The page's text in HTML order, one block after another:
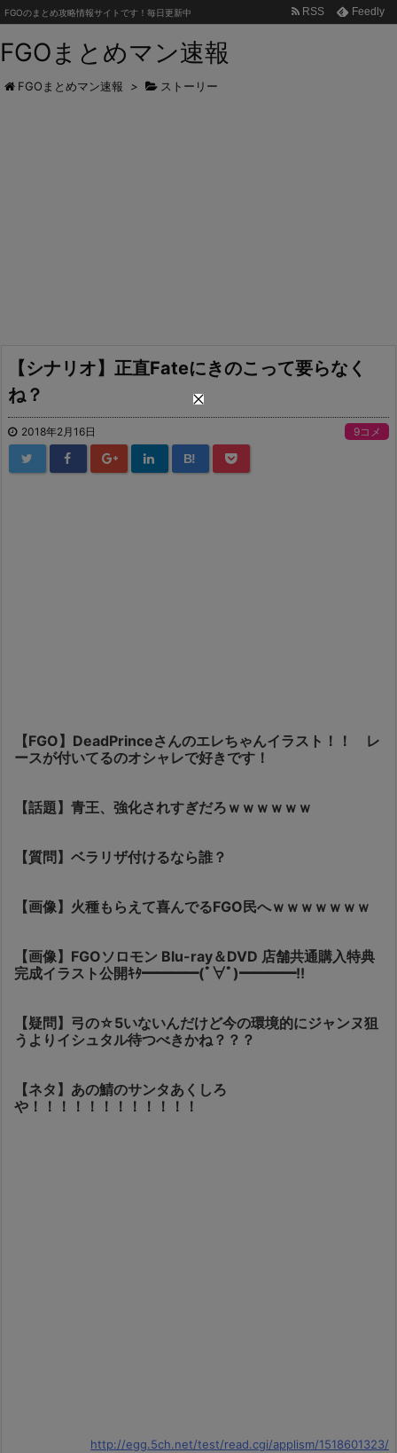
FGOまとめマン速報
FGOのまとめ攻略情報サイトです！毎日更新中 RSS Feedly
FGOまとめマン速報 > ストーリー
【シナリオ】正直Fateにきのこって要らなく
ね？
2018年2月16日 9コメ
B!
【FGO】DeadPrinceさんのエレちゃんイラスト！！ レ
ースが付いてるのオシャレで好きです！
【話題】青王、強化されすぎだろｗｗｗｗｗｗ
【質問】ベラリザ付けるなら誰？
【画像】火種もらえて喜んでるFGO民へｗｗｗｗｗｗｗ
【画像】FGOソロモン Blu-ray＆DVD 店舗共通購入特典
完成イラスト公開ｷﾀ━━━━(ﾟ∀ﾟ)━━━━!!
【疑問】弓の☆5いないんだけど今の環境的にジャンヌ狙
うよりイシュタル待つべきかね？？？
【ネタ】あの鯖のサンタあくしろ
や！！！！！！！！！！！！
http://egg.5ch.net/test/read.cgi/applism/1518601323/